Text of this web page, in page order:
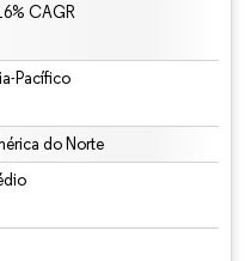
CAGR
Pacífico
do Norte
atribuição conforme CC BY 4.0.